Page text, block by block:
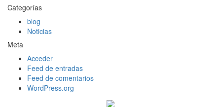
Categorías
blog
Noticias
Meta
Acceder
Feed de entradas
Feed de comentarios
WordPress.org